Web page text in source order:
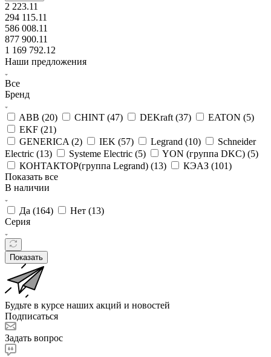
2 223.11
294 115.11
586 008.11
877 900.11
1 169 792.12
Наши предложения
Все
Бренд
ABB (20) CHINT (47) DEKraft (37) EATON (5)
EKF (21)
GENERICA (2) IEK (57) Legrand (10)
Schneider
Electric (13) Systeme Electric (5) YON (группа DKC) (5)
КОНТАКТОР(группа Legrand) (13) КЭАЗ (101)
Показать все
В наличии
Да (164) Нет (13)
Серия
Показать
Будьте в курсе наших акций и новостей
Подписаться
Задать вопрос